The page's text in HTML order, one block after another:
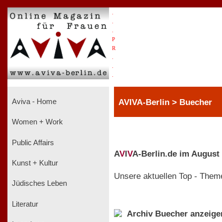
P
R
Aviva - Home
Women + Work
Public Affairs
Kunst + Kultur
Jüdisches Leben
Literatur
AVIVA-Berlin > Buecher
AVIVA-Berlin.de im August
Unsere aktuellen Top -
Archiv Buecher